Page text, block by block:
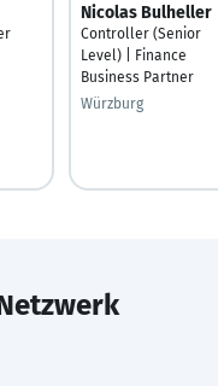
Nicolas Bulheller
Controller (Senior
Level) | Finance
Business Partner
Würzburg